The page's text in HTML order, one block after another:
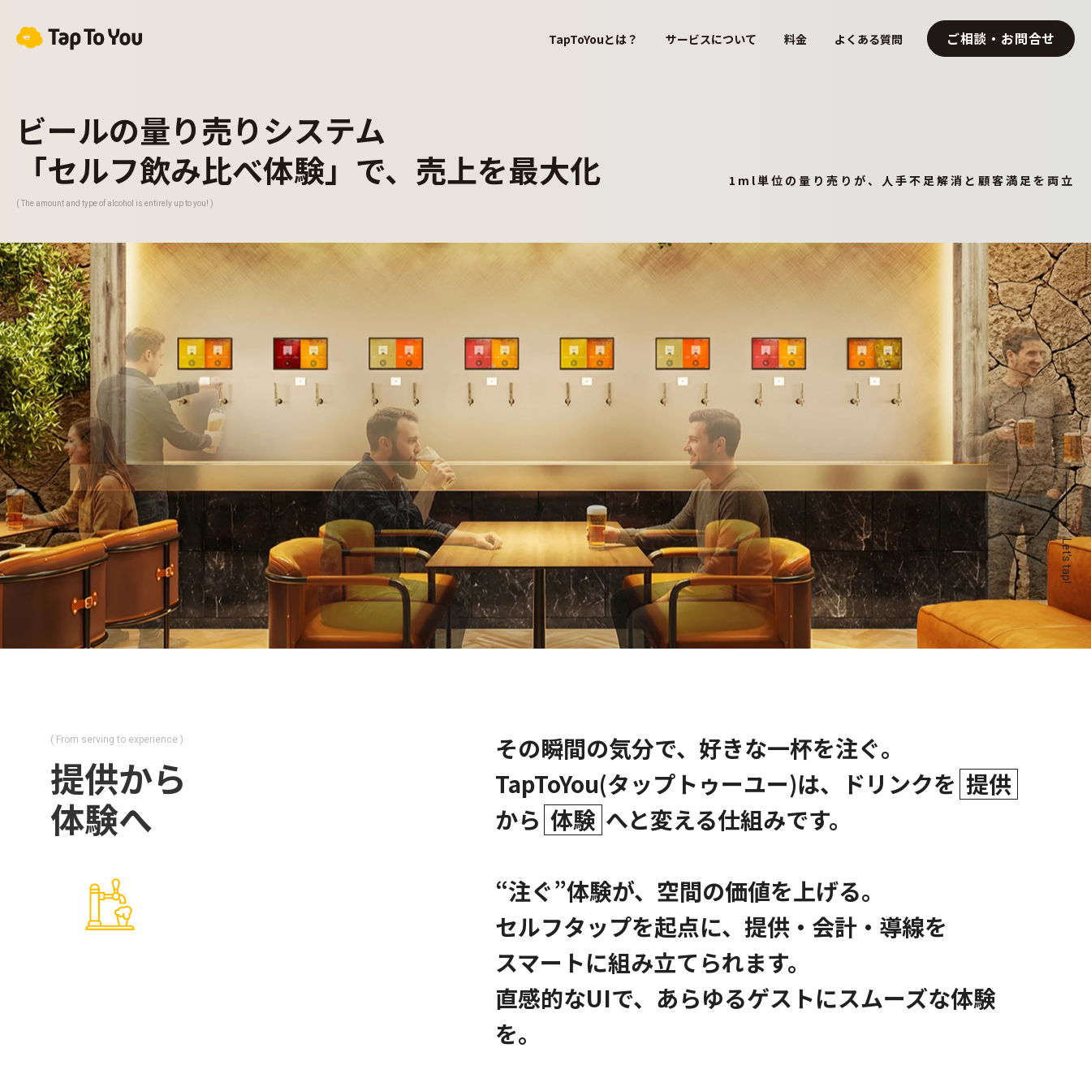
TapToYouとは？ サービスについて 料金 よくある質問 ご相談・お問合せ
ビールの量り売りシステム
「セルフ飲み比べ体験」で、売上を最大化
( The amount and type of alcohol is entirely up to you! )
1ml単位の量り売りが、人手不足解消と顧客満足を両立
Let’s tap!
( From serving to experience )
提供から
体験へ
その瞬間の気分で、好きな一杯を注ぐ。
TapToYou(タップトゥーユー)は、ドリンクを 提供
から 体験 へと変える仕組みです。
“注ぐ”体験が、空間の価値を上げる。
セルフタップを起点に、提供・会計・導線を
スマートに組み立てられます。
直感的なUIで、あらゆるゲストにスムーズな体験
を。